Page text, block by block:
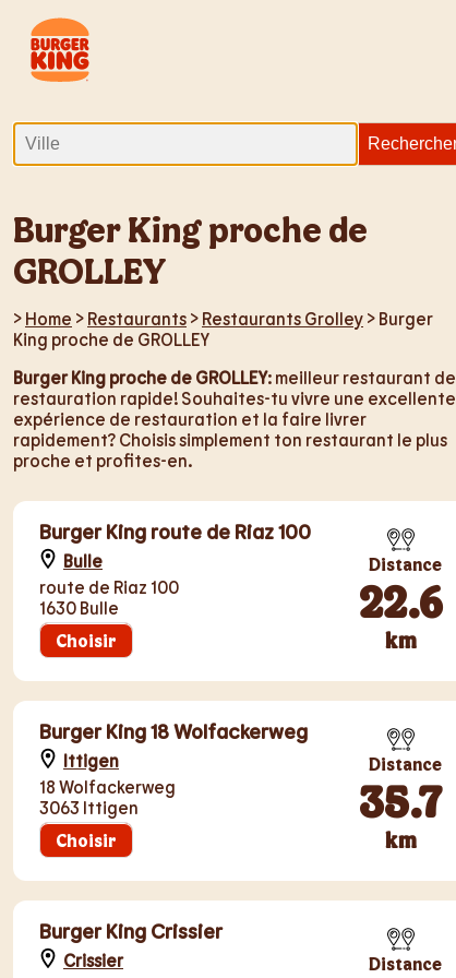
Burger King proche de
GROLLEY
> Home > Restaurants > Restaurants Grolley > Burger
King proche de GROLLEY
Burger King proche de GROLLEY: meilleur restaurant de
restauration rapide! Souhaites-tu vivre une excellente
expérience de restauration et la faire livrer
rapidement? Choisis simplement ton restaurant le plus
proche et profites-en.
Burger King route de Riaz 100
Bulle
route de Riaz 100
1630 Bulle
Choisir
Distance
22.6
km
Burger King 18 Wolfackerweg
Ittigen
18 Wolfackerweg
3063 Ittigen
Choisir
Distance
35.7
km
Burger King Crissier
Crissier
Distance